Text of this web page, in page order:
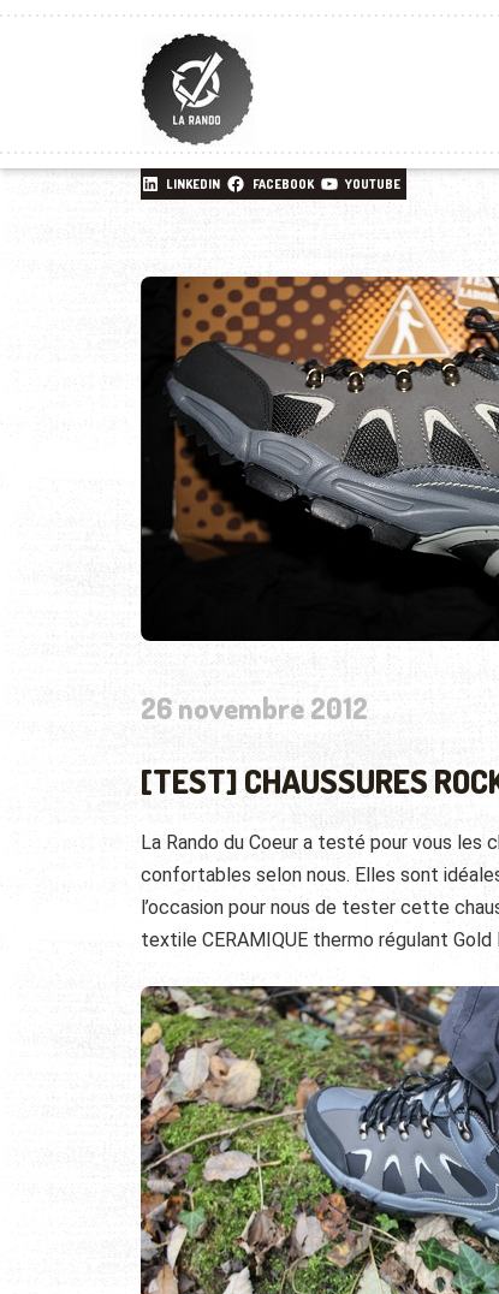
LINKEDIN FACEBOOK YOUTUBE
26 novembre 2012
[TEST] CHAUSSURES
La Rando du Coeur a testé pour vous les
confortables selon nous. Elles sont
l’occasion pour nous de tester cette
textile CERAMIQUE thermo régulant Gold